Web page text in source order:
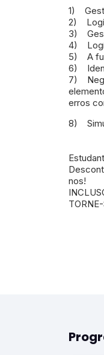
1)
2)
3)
4)
5)
A
6)
7)
erros
8)
nos!